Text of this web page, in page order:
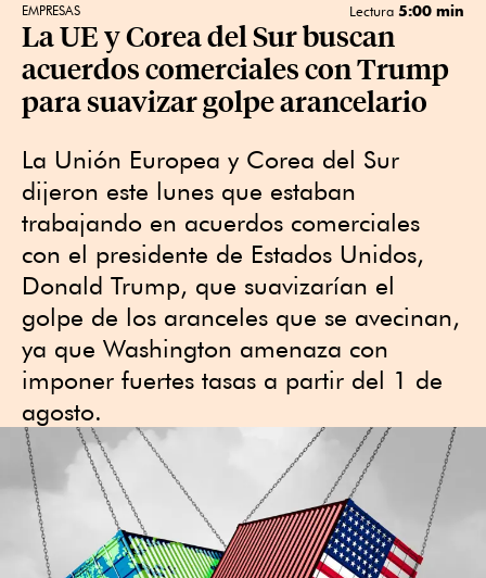
EMPRESAS Lectura 5:00 min
La UE y Corea del Sur buscan
acuerdos comerciales con Trump
para suavizar golpe arancelario
La Unión Europea y Corea del Sur
dijeron este lunes que estaban
trabajando en acuerdos comerciales
con el presidente de Estados Unidos,
Donald Trump, que suavizarían el
golpe de los aranceles que se avecinan,
ya que Washington amenaza con
imponer fuertes tasas a partir del 1 de
agosto.